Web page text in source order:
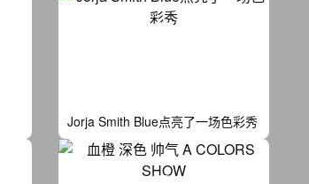
Jorja Smith Blue点亮了一场色彩秀